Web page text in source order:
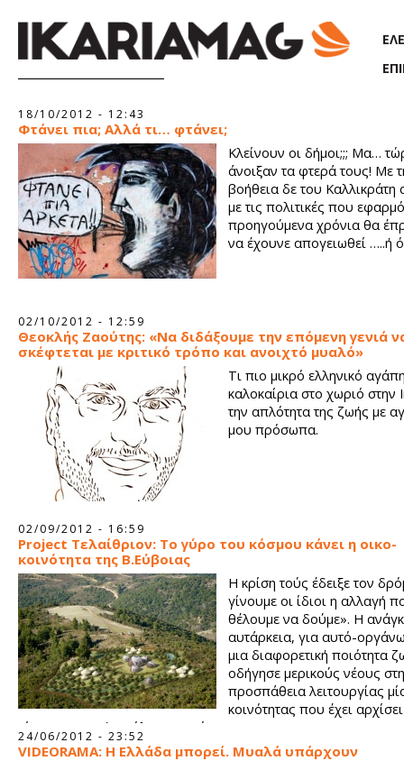
18/10/2012 - 12:43
Φτάνει πια; Αλλά τι… φτάνει;
Κλείνουν οι δήμοι;;; Μα…
άνοιξαν τα φτερά τους! Με
βοήθεια δε του Καλλικράτη
με τις πολιτικές που
προηγούμενα χρόνια θα
να έχουνε απογειωθεί …..ή
02/10/2012 - 12:59
Θεοκλής Ζαούτης: «Να διδάξουμε την επόμενη γενιά
σκέφτεται με κριτικό τρόπο και ανοιχτό μυαλό»
Τι πιο μικρό ελληνικό
καλοκαίρια στο χωριό στην
την απλότητα της ζωής με
μου πρόσωπα.
02/09/2012 - 16:59
Project Τελαίθριον: Το γύρο του κόσμου κάνει η οικο-
κοινότητα της Β.Εύβοιας
Η κρίση τούς έδειξε τον
γίνουμε οι ίδιοι η αλλαγή
θέλουμε να δούμε». Η
αυτάρκεια, για αυτό-
μια διαφορετική ποιότητα
οδήγησε μερικούς νέους
προσπάθεια λειτουργίας
κοινότητας που έχει
γίνεται γνωστή σε όλων τον κόσμο.
24/06/2012 - 23:52
VIDEORAMA: Η Ελλάδα μπορεί. Μυαλά υπάρχουν